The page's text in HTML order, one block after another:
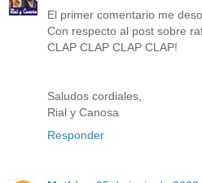
El primer comentario me
Con respecto al post sobre
CLAP CLAP CLAP CLAP!
Saludos cordiales,
Rial y Canosa
Responder